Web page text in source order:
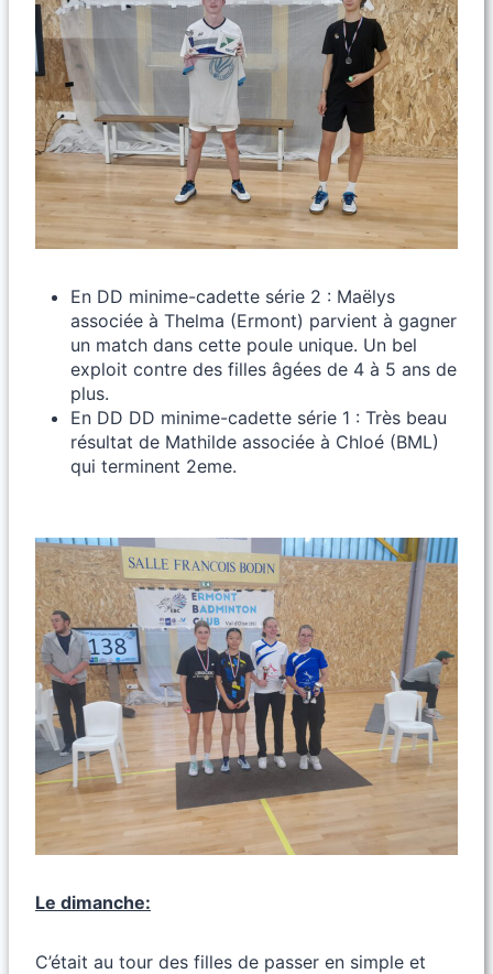
En DD minime-cadette série 2 : Maëlys
associée à Thelma (Ermont) parvient à gagner
un match dans cette poule unique. Un bel
exploit contre des filles âgées de 4 à 5 ans de
plus.
En DD DD minime-cadette série 1 : Très beau
résultat de Mathilde associée à Chloé (BML)
qui terminent 2eme.
Le dimanche:
C’était au tour des filles de passer en simple et